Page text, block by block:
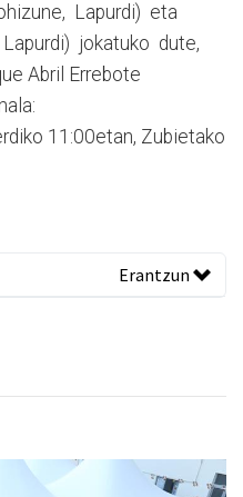
Lapurdi) eta
jokatuko dute,
Abril Errebote
11:00etan, Zubietako
Erantzun